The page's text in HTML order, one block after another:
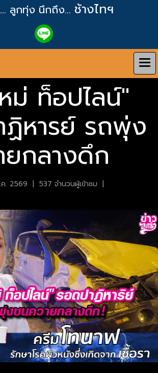
ลูกทุ่ง นึกถึง... ช้างไทฯ
ม่ ท็อปไลน์"
ฏิหารย์ รถพุ่ง
ยกลางดึก
. 2569 | 537 จำนวนผู้เข้าชม |